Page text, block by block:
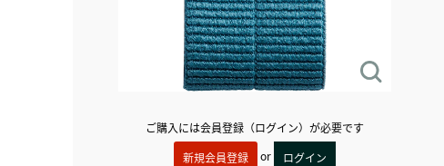
ご購入には会員登録（ログイン）が必要です
新規会員登録
or
ログイン